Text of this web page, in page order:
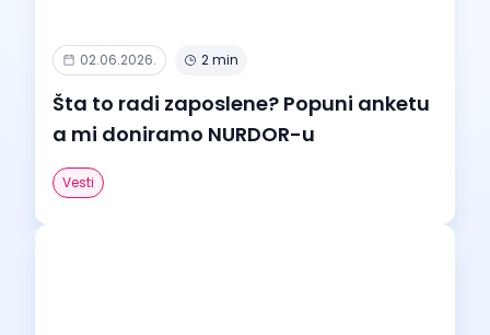
02.06.2026. 2 min
Šta to radi zaposlene? Popuni anketu
a mi doniramo NURDOR-u
Vesti